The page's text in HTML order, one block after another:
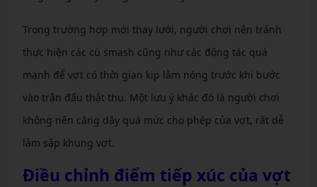
Trong trường hợp mới thay lưới, người chơi nên tránh
thực hiện các cú smash cũng như các động tác quá
mạnh để vợt có thời gian kịp làm nóng trước khi bước
vào trận đấu thật thụ. Một lưu ý khác đó là người chơi
không nên căng dây quá mức cho phép của vợt, rất dễ
làm sập khung vợt.
Điều chỉnh điểm tiếp xúc của vợt